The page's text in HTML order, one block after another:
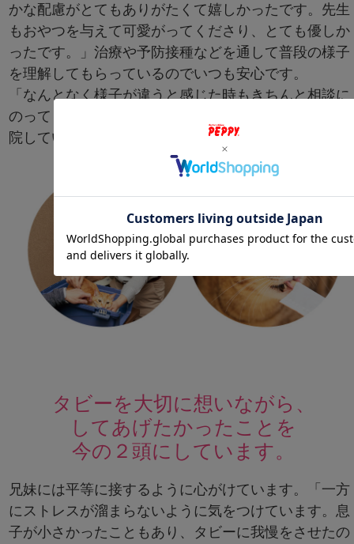
かな配慮がとてもありがたくて嬉しかったです。先生
もおやつを与えて可愛がってくださり、とても優しか
ったです。」治療や予防接種などを通して普段の様子
を理解してもらっているのでいつも安心です。
「なんとなく様子が違うと感じた時もきちんと相談に
のってくださいます。里帰りをするような気持ちで通
院しています。」
タビーを大切に想いながら、
してあげたかったことを
今の２頭にしています。
兄妹には平等に接するように心がけています。「一方
にストレスが溜まらないように気をつけています。息
子が小さかったこともあり、タビーに我慢をさせたの